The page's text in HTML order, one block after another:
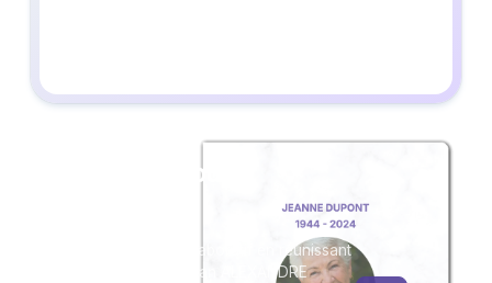
Créez un album
Créez un album collaboratif en réunissant
les hommages à Dylan ALEXANDRE